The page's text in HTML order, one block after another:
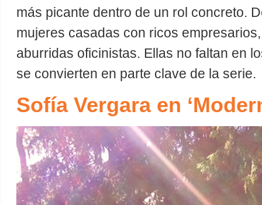
más picante dentro de un rol concreto.
mujeres casadas con ricos
aburridas oficinistas. Ellas no faltan en
se convierten en parte clave de la serie.
Sofía Vergara en